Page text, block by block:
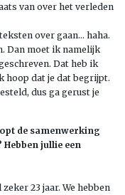
van over het verleden
over gaan… haha.
Dan moet ik namelijk
Dat heb ik
hoop dat je dat begrijpt.
dus ga gerust je
de samenwerking
jullie een
23 jaar. We hebben